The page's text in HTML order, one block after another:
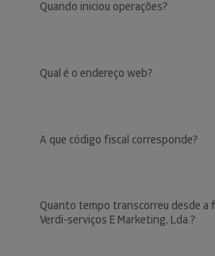
Quando iniciou operações?
Qual é o endereço web?
A que código fiscal corresponde?
Quanto tempo transcorreu desde a
Verdi-serviços E Marketing, Lda.?